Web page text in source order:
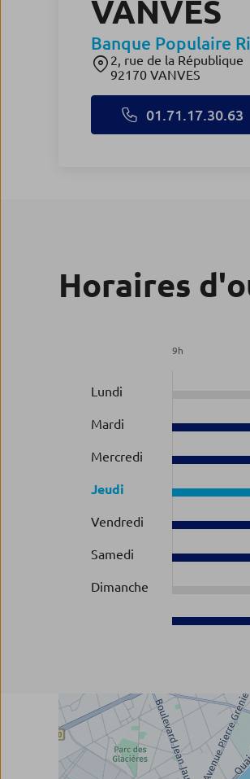
VANVES
Banque Populaire
2, rue de la République
92170 VANVES
01.71.17.30.63
Horaires
9h
Lundi
Mardi
Mercredi
Jeudi
Vendredi
Samedi
Dimanche